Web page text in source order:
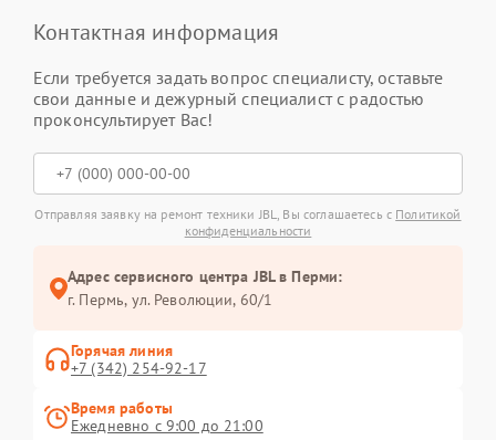
Контактная информация
Если требуется задать вопрос специалисту, оставьте
свои данные и дежурный специалист с радостью
проконсультирует Вас!
Отправляя заявку на ремонт техники JBL, Вы соглашаетесь с Политикой
конфиденциальности
Адрес сервисного центра JBL в Перми:
г. Пермь, ул. ​Революции, 60/1
Горячая линия
+7 (342) 254-92-17
Время работы
Ежедневно с 9:00 до 21:00